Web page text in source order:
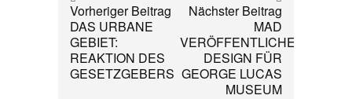
Vorheriger Beitrag
DAS URBANE
GEBIET:
REAKTION DES
GESETZGEBERS
Nächster Beitrag
MAD
VERÖFFENTLICHEN
DESIGN FÜR
GEORGE LUCAS
MUSEUM